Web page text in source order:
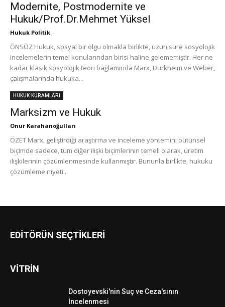
Modernite, Postmodernite ve
Hukuk/Prof.Dr.Mehmet Yüksel
Hukuk Politik -
ÖNSÖZ Hukuk, sosyal bir olgu olmakla birlikte, uzun süre sosyolojik
incelemelerin temel konularından birisi haline gelememiştir. Her ne
kadar klasik sosyolojik teori bağlamında Marx, Durkheim ve Weber,
çalışmalarında hukuka...
HUKUK KURAMLARI
Marksizm ve Hukuk
Onur Karahanoğulları -
ÖZET Marx, geliştirdiği araştırma ve inceleme yöntemini bütünsel
biçimde sadece, tüm diğer ilişki biçimlerinin temeli olarak, üretim
ilişkilerinin çözümlenmesinde kullanmıştır. Bununla birlikte, hukuku
çözümleme niyeti...
EDİTÖRÜN SEÇTİKLERİ
VİTRİN
Dostoyevski'nin Suç ve Ceza'sının
İncelenmesi